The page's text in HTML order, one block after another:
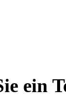
ein